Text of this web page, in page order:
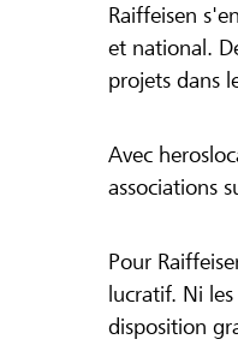
Raiffeisen
et national.
projets dans
Avec
associations
Pour
lucratif. Ni
disposition